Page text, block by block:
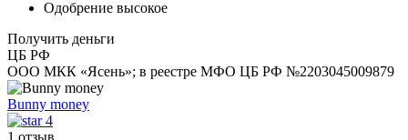
Одобрение высокое
Получить деньги
ЦБ РФ
ООО МКК «Ясень»; в реестре МФО ЦБ РФ №2203045009879
Bunny money
4
1 отзыв